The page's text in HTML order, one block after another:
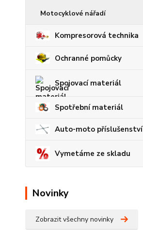
Motocyklové nářadí
Kompresorová technika
Ochranné pomůcky
Spojovací materiál
Spotřební materiál
Auto-moto příslušenství
Vymetáme ze skladu
Novinky
Zobrazit všechny novinky